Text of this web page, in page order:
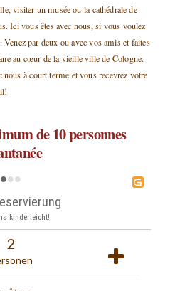
visiter un musée ou la cathédrale de
Ici vous êtes avec nous, si vous voulez
par deux ou avec vos amis et faites
au cœur de la vieille ville de Cologne.
nous à court terme et vous recevrez votre
de 10 personnes